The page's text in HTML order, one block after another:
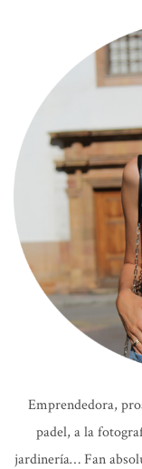
Emprendedora,
padel, a la
jardinería… Fan